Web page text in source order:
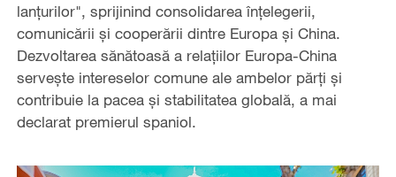
lanțurilor", sprijinind consolidarea înțelegerii,
comunicării și cooperării dintre Europa și China.
Dezvoltarea sănătoasă a relațiilor Europa-China
servește intereselor comune ale ambelor părți și
contribuie la pacea și stabilitatea globală, a mai
declarat premierul spaniol.